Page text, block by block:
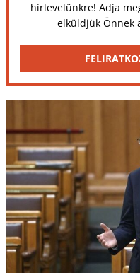
hírlevelünkre! Adja
elküldjük Önnek